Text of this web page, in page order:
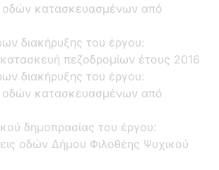
κατασκευασμένων από
διακήρυξης του έργου:
πεζοδρομίων έτους 2016
διακήρυξης του έργου:
κατασκευασμένων από
δημοπρασίας του έργου:
οδών Δήμου Φιλοθέης Ψυχικού